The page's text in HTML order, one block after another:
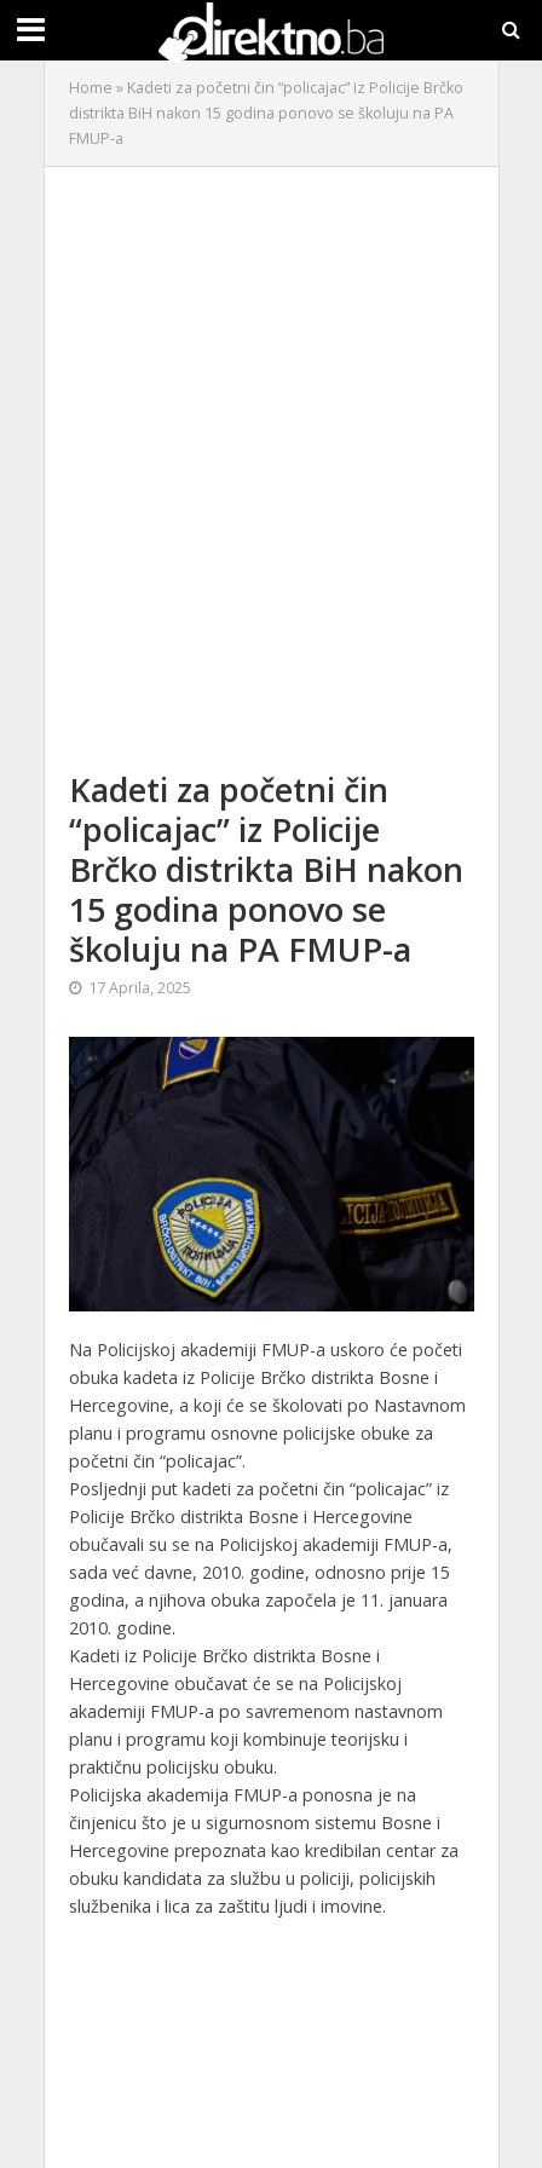
Home » Kadeti za početni čin “policajac” iz Policije Brčko
distrikta BiH nakon 15 godina ponovo se školuju na PA
FMUP-a
Kadeti za početni čin
“policajac” iz Policije
Brčko distrikta BiH nakon
15 godina ponovo se
školuju na PA FMUP-a
17 Aprila, 2025
Na Policijskoj akademiji FMUP-a uskoro će početi
obuka kadeta iz Policije Brčko distrikta Bosne i
Hercegovine, a koji će se školovati po Nastavnom
planu i programu osnovne policijske obuke za
početni čin “policajac”.
Posljednji put kadeti za početni čin “policajac” iz
Policije Brčko distrikta Bosne i Hercegovine
obučavali su se na Policijskoj akademiji FMUP-a,
sada već davne, 2010. godine, odnosno prije 15
godina, a njihova obuka započela je 11. januara
2010. godine.
Kadeti iz Policije Brčko distrikta Bosne i
Hercegovine obučavat će se na Policijskoj
akademiji FMUP-a po savremenom nastavnom
planu i programu koji kombinuje teorijsku i
praktičnu policijsku obuku.
Policijska akademija FMUP-a ponosna je na
činjenicu što je u sigurnosnom sistemu Bosne i
Hercegovine prepoznata kao kredibilan centar za
obuku kandidata za službu u policiji, policijskih
službenika i lica za zaštitu ljudi i imovine.